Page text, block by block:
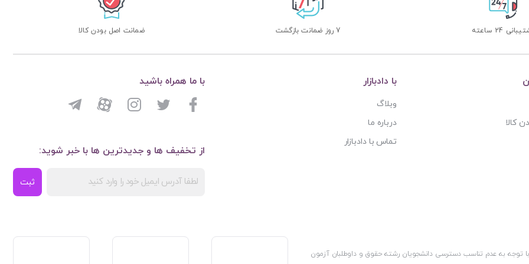
24 ساعته 7 روز ضمانت بازگشت ضمانت اصل بودن کالا
کالا
با دادبازار
وبلاگ
درباره ما
تماس با دادبازار
از تخفیف ها و جدیدترین ها با خبر شوید:
ثبت
با ما همراه باشید
توجه به عدم تناسب دسترسی دانشجویان رشته حقوق و داوطلبان آزمون